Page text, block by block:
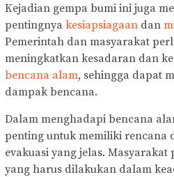
Kejadian gempa bumi ini juga
pentingnya kesiapsiagaan dan
Pemerintah dan masyarakat
meningkatkan kesadaran dan
bencana alam, sehingga dapat
dampak bencana.
Dalam menghadapi bencana
penting untuk memiliki rencana
evakuasi yang jelas.
yang harus dilakukan dalam